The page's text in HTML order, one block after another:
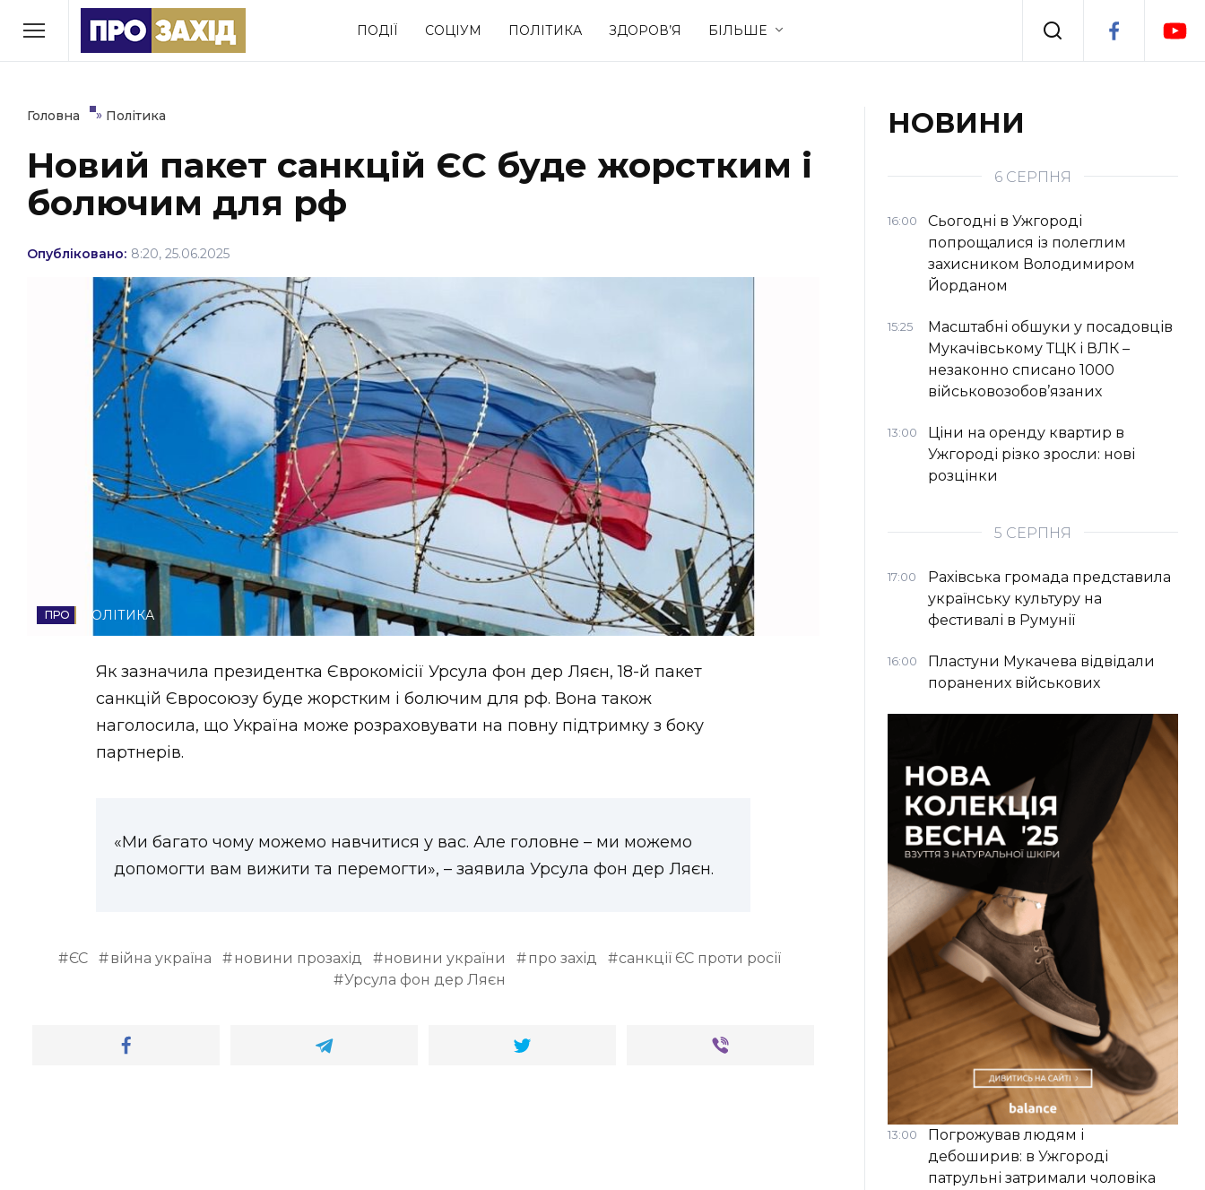
ПОДІЇ СОЦІУМ ПОЛІТИКА ЗДОРОВ’Я БІЛЬШЕ
РУБРИКИ
Економіка Події
Політика Соціум Спорт Стиль життя
Втрачений Ужгород
ЗАКАРПАТСЬКІ НОВИНИ
НОВИНИ ЗАХІДНОЇ УКРАЇНИ
ФОТО
ВІДЕО
Головна » Політика
Новий пакет санкцій ЄС буде жорстким і
болючим для рф
Опубліковано: 8:20, 25.06.2025
ПОЛІТИКА
Як зазначила президентка Єврокомісії Урсула фон дер Ляєн, 18-й пакет
санкцій Євросоюзу буде жорстким і болючим для рф. Вона також
наголосила, що Україна може розраховувати на повну підтримку з боку
партнерів.
«Ми багато чому можемо навчитися у вас. Але головне – ми можемо
допомогти вам вижити та перемогти», – заявила Урсула фон дер Ляєн.
ЄС війна україна новини прозахід новини україни про захід
санкції ЄС проти росії
Урсула фон дер Ляєн
НОВИНИ
6 СЕРПНЯ
16:00
Сьогодні в Ужгороді
попрощалися із полеглим
захисником Володимиром
Йорданом
15:25
Масштабні обшуки у посадовців
Мукачівському ТЦК і ВЛК –
незаконно списано 1000
військовозобов’язаних
13:00
Ціни на оренду квартир в
Ужгороді різко зросли: нові
розцінки
5 СЕРПНЯ
17:00
Рахівська громада представила
українську культуру на
фестивалі в Румунії
16:00
Пластуни Мукачева відвідали
поранених військових
13:00
Погрожував людям і
дебоширив: в Ужгороді
патрульні затримали чоловіка